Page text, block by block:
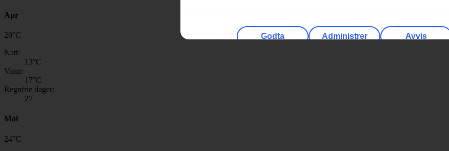
Apr
20°C
Natt:
13°C
Vann:
17°C
Regnfrie dager:
27
Mai
24°C
Godta Administrer Avvis